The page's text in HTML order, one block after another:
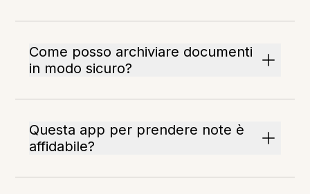
Come posso archiviare documenti
in modo sicuro?
Questa app per prendere note è
affidabile?